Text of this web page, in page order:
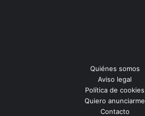
Quiénes somos
Aviso legal
Política de cookies
Quiero anunciarme
Contacto